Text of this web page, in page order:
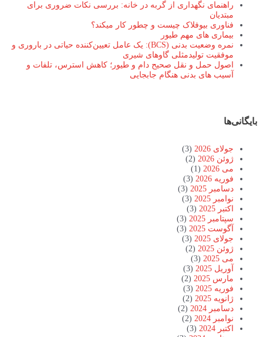
راهنمای نگهداری از گربه در خانه: بررسی نکات ضروری برای
مبتدیان
فناوری بیوفلاک چیست و چطور کار میکند؟
بیماری های مهم طیور
نمره وضعیت بدنی (BCS): یک عامل تعیین‌کننده حیاتی در باروری و
موفقیت تولیدمثلی گاوهای شیری
اصول حمل و نقل صحیح دام و طیور؛ کاهش استرس، تلفات و
آسیب های بدنی هنگام جابجایی
بایگانی‌ها
جولای 2026
(3)
ژوئن 2026
(2)
می 2026
(1)
فوریه 2026
(3)
دسامبر 2025
(3)
نوامبر 2025
(3)
اکتبر 2025
(3)
سپتامبر 2025
(3)
آگوست 2025
(3)
جولای 2025
(3)
ژوئن 2025
(2)
می 2025
(3)
آوریل 2025
(3)
مارس 2025
(2)
فوریه 2025
(3)
ژانویه 2025
(2)
دسامبر 2024
(2)
نوامبر 2024
(2)
اکتبر 2024
(3)